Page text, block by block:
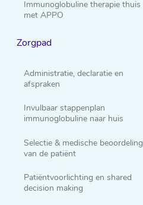
Immunoglobuline therapie thuis
met APPO
Zorgpad
Administratie, declaratie en
afspraken
Invulbaar stappenplan
immunoglobuline naar huis
Selectie & medische beoordeling
van de patiënt
Patiëntvoorlichting en shared
decision making